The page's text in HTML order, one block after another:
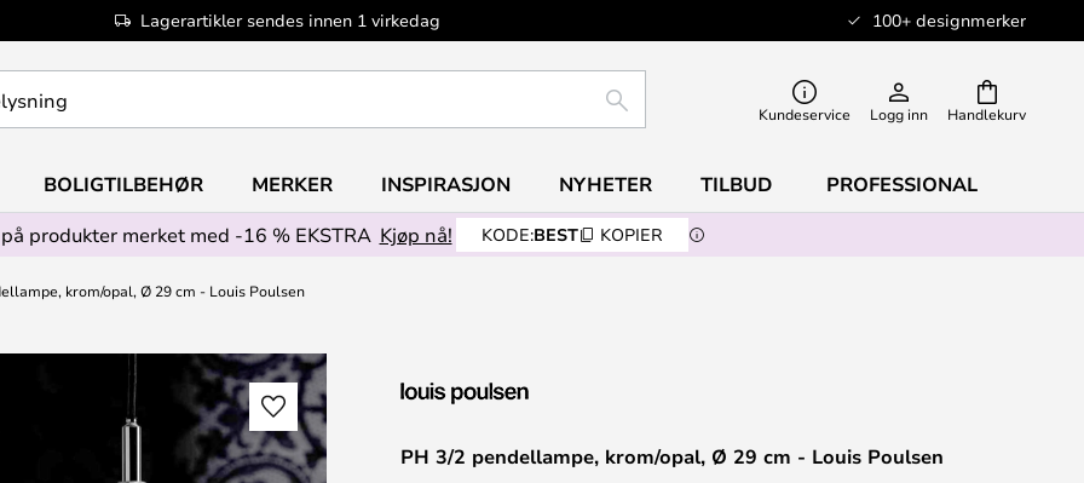
Lagerartikler sendes innen 1 virkedag 100+ designmerker
Handlekurv
SØK Kundeservice Logg inn
BOLIGTILBEHØR MERKER INSPIRASJON NYHETER TILBUD
PROFESSIONAL
produkter merket med -16 % EKSTRA Kjøp nå! KODE:BEST KOPIER
krom/opal, Ø 29 cm - Louis Poulsen
PH 3/2 pendellampe, krom/opal, Ø 29 cm - Louis Poulsen